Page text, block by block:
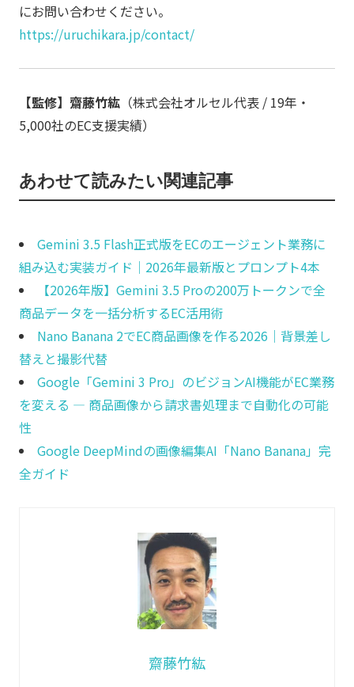
にお問い合わせください。
https://uruchikara.jp/contact/
【監修】齋藤竹紘（株式会社オルセル代表 / 19年・
5,000社のEC支援実績）
あわせて読みたい関連記事
Gemini 3.5 Flash正式版をECのエージェント業務に
組み込む実装ガイド｜2026年最新版とプロンプト4本
【2026年版】Gemini 3.5 Proの200万トークンで全
商品データを一括分析するEC活用術
Nano Banana 2でEC商品画像を作る2026｜背景差し
替えと撮影代替
Google「Gemini 3 Pro」のビジョンAI機能がEC業務
を変える ― 商品画像から請求書処理まで自動化の可能
性
Google DeepMindの画像編集AI「Nano Banana」完
全ガイド
齋藤竹紘